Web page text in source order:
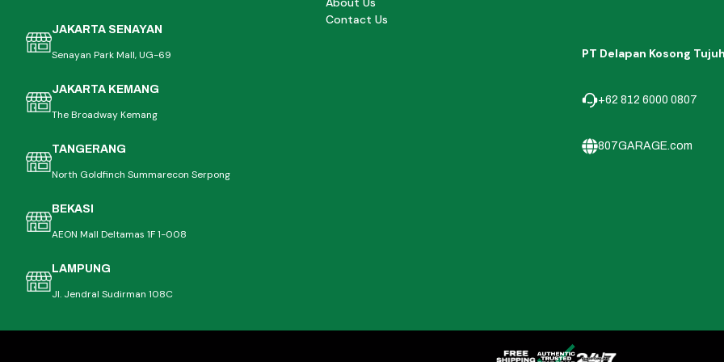
JAKARTA SENAYAN
Senayan Park Mall, UG-69
JAKARTA KEMANG
The Broadway Kemang
TANGERANG
North Goldfinch Summarecon Serpong
BEKASI
AEON Mall Deltamas 1F 1-008
LAMPUNG
Jl. Jendral Sudirman 108C
Contact Us
PT Delapan Kosong
+62 812 6000 0807
807GARAGE.com